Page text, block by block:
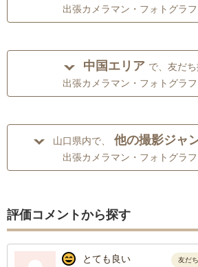
出張カメラマン・フォトグラ
中国エリア で、友だ
出張カメラマン・フォトグラ
山口県内で、 他の撮影ジャ
出張カメラマン・フォトグラ
評価コメントから探す
とても良い 友だち